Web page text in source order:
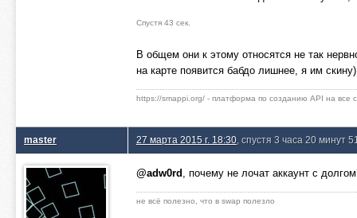
Спустя 43 сек.
В общем они к этому относятся не так
на карте появится бабдо лишнее, я им скину)
https://smappi.org/ - платформа по созданию API на все
master 27 марта 2015 г. 18:30 , спустя 3 часа 20 минут
@adw0rd , почему не лочат аккаунт с
не всё полезно, что в swap полезло